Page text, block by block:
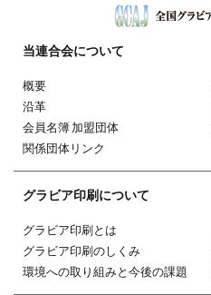
当連合会について
概要
沿革
会員名簿 加盟団体
関係団体リンク
グラビア印刷について
グラビア印刷とは
グラビア印刷のしくみ
環境への取り組みと今後の課題